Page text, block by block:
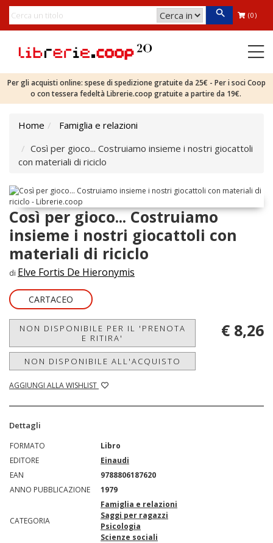
(0)
Per gli acquisti online: spese di spedizione gratuite da 25€ - Per i soci Coop
o con tessera fedeltà Librerie.coop gratuite a partire da 19€.
Home
Famiglia e relazioni
Così per gioco... Costruiamo insieme i nostri giocattoli
con materiali di riciclo
Così per gioco... Costruiamo
insieme i nostri giocattoli con
materiali di riciclo
di Elve Fortis De Hieronymis
CARTACEO
NON DISPONIBILE PER IL 'PRENOTA
E RITIRA'
NON DISPONIBILE ALL'ACQUISTO
AGGIUNGI ALLA WISHLIST
€ 8,26
Dettagli
FORMATO
Libro
EDITORE
Einaudi
EAN
9788806187620
ANNO PUBBLICAZIONE
1979
CATEGORIA
Famiglia e relazioni
Saggi per ragazzi
Psicologia
Scienze sociali